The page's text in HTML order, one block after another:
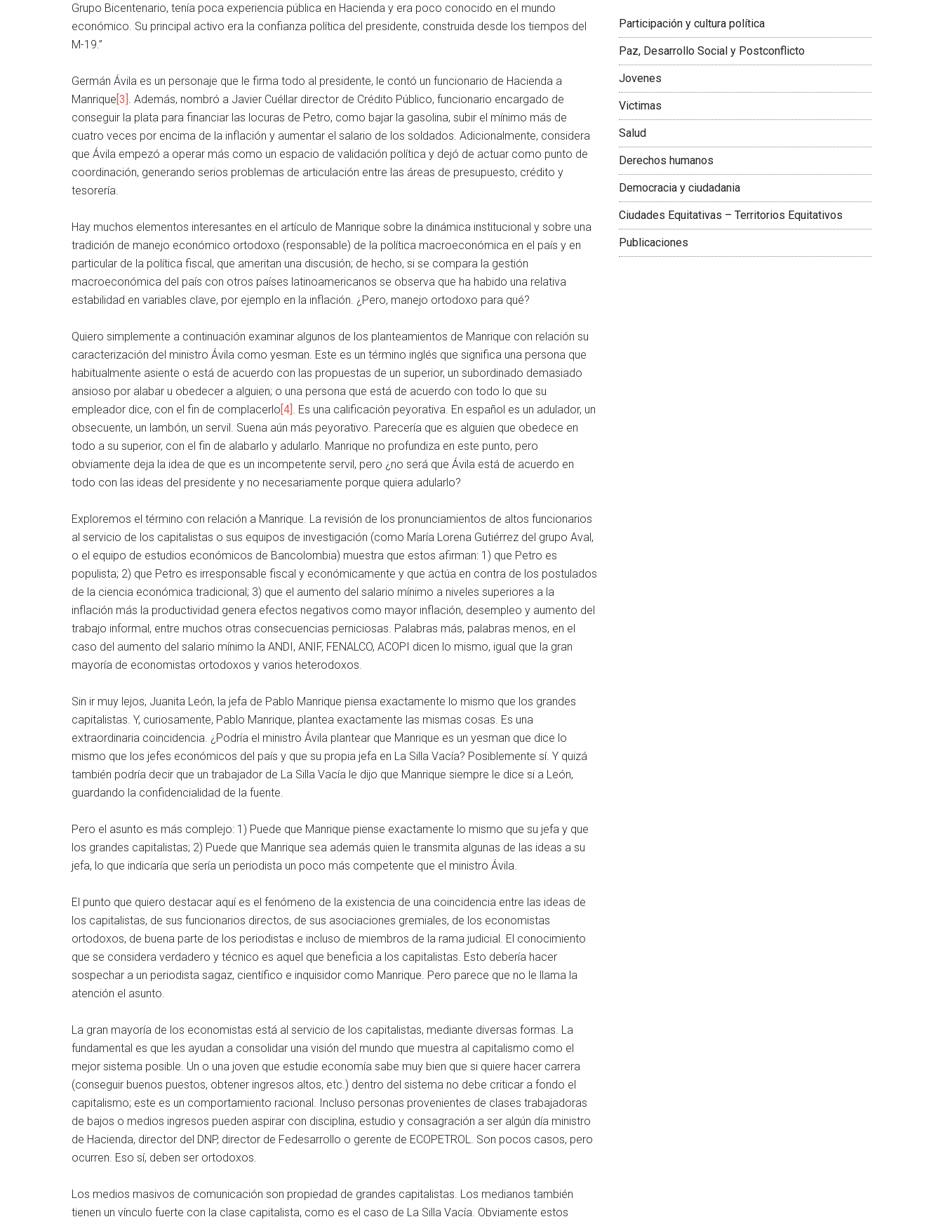
Grupo Bicentenario, tenía poca experiencia pública en Hacienda y era poco conocido en el mundo
económico. Su principal activo era la confianza política del presidente, construida desde los tiempos del
M-19.”
Germán Ávila es un personaje que le firma todo al presidente, le contó un funcionario de Hacienda a
Manrique[3]. Además, nombró a Javier Cuéllar director de Crédito Público, funcionario encargado de
conseguir la plata para financiar las locuras de Petro, como bajar la gasolina, subir el mínimo más de
cuatro veces por encima de la inflación y aumentar el salario de los soldados. Adicionalmente, considera
que Ávila empezó a operar más como un espacio de validación política y dejó de actuar como punto de
coordinación, generando serios problemas de articulación entre las áreas de presupuesto, crédito y
tesorería.
Hay muchos elementos interesantes en el artículo de Manrique sobre la dinámica institucional y sobre una
tradición de manejo económico ortodoxo (responsable) de la política macroeconómica en el país y en
particular de la política fiscal, que ameritan una discusión; de hecho, si se compara la gestión
macroeconómica del país con otros países latinoamericanos se observa que ha habido una relativa
estabilidad en variables clave, por ejemplo en la inflación. ¿Pero, manejo ortodoxo para qué?
Quiero simplemente a continuación examinar algunos de los planteamientos de Manrique con relación su
caracterización del ministro Ávila como yesman. Este es un término inglés que significa una persona que
habitualmente asiente o está de acuerdo con las propuestas de un superior, un subordinado demasiado
ansioso por alabar u obedecer a alguien; o una persona que está de acuerdo con todo lo que su
empleador dice, con el fin de complacerlo[4]. Es una calificación peyorativa. En español es un adulador, un
obsecuente, un lambón, un servil. Suena aún más peyorativo. Parecería que es alguien que obedece en
todo a su superior, con el fin de alabarlo y adularlo. Manrique no profundiza en este punto, pero
obviamente deja la idea de que es un incompetente servil, pero ¿no será que Ávila está de acuerdo en
todo con las ideas del presidente y no necesariamente porque quiera adularlo?
Exploremos el término con relación a Manrique. La revisión de los pronunciamientos de altos funcionarios
al servicio de los capitalistas o sus equipos de investigación (como María Lorena Gutiérrez del grupo Aval,
o el equipo de estudios económicos de Bancolombia) muestra que estos afirman: 1) que Petro es
populista; 2) que Petro es irresponsable fiscal y económicamente y que actúa en contra de los postulados
de la ciencia económica tradicional; 3) que el aumento del salario mínimo a niveles superiores a la
inflación más la productividad genera efectos negativos como mayor inflación, desempleo y aumento del
trabajo informal, entre muchos otras consecuencias perniciosas. Palabras más, palabras menos, en el
caso del aumento del salario mínimo la ANDI, ANIF, FENALCO, ACOPI dicen lo mismo, igual que la gran
mayoría de economistas ortodoxos y varios heterodoxos.
Sin ir muy lejos, Juanita León, la jefa de Pablo Manrique piensa exactamente lo mismo que los grandes
capitalistas. Y, curiosamente, Pablo Manrique, plantea exactamente las mismas cosas. Es una
extraordinaria coincidencia. ¿Podría el ministro Ávila plantear que Manrique es un yesman que dice lo
mismo que los jefes económicos del país y que su propia jefa en La Silla Vacía? Posiblemente sí. Y quizá
también podría decir que un trabajador de La Silla Vacía le dijo que Manrique siempre le dice si a León,
guardando la confidencialidad de la fuente.
Pero el asunto es más complejo: 1) Puede que Manrique piense exactamente lo mismo que su jefa y que
los grandes capitalistas; 2) Puede que Manrique sea además quien le transmita algunas de las ideas a su
jefa, lo que indicaría que sería un periodista un poco más competente que el ministro Ávila.
El punto que quiero destacar aquí es el fenómeno de la existencia de una coincidencia entre las ideas de
los capitalistas, de sus funcionarios directos, de sus asociaciones gremiales, de los economistas
ortodoxos, de buena parte de los periodistas e incluso de miembros de la rama judicial. El conocimiento
que se considera verdadero y técnico es aquel que beneficia a los capitalistas. Esto debería hacer
sospechar a un periodista sagaz, científico e inquisidor como Manrique. Pero parece que no le llama la
atención el asunto.
La gran mayoría de los economistas está al servicio de los capitalistas, mediante diversas formas. La
fundamental es que les ayudan a consolidar una visión del mundo que muestra al capitalismo como el
mejor sistema posible. Un o una joven que estudie economía sabe muy bien que si quiere hacer carrera
(conseguir buenos puestos, obtener ingresos altos, etc.) dentro del sistema no debe criticar a fondo el
capitalismo; este es un comportamiento racional. Incluso personas provenientes de clases trabajadoras
de bajos o medios ingresos pueden aspirar con disciplina, estudio y consagración a ser algún día ministro
de Hacienda, director del DNP, director de Fedesarrollo o gerente de ECOPETROL. Son pocos casos, pero
ocurren. Eso sí, deben ser ortodoxos.
Los medios masivos de comunicación son propiedad de grandes capitalistas. Los medianos también
tienen un vínculo fuerte con la clase capitalista, como es el caso de La Silla Vacía. Obviamente estos
Participación y cultura política
Paz, Desarrollo Social y Postconflicto
Jovenes
Victimas
Salud
Derechos humanos
Democracia y ciudadania
Ciudades Equitativas – Territorios Equitativos
Publicaciones